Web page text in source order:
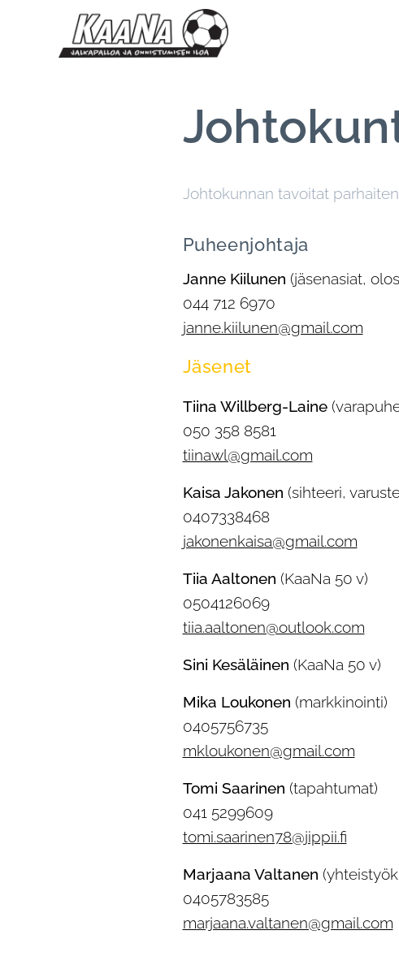
Johtokunnan tavoitat
Puheenjohtaja
Janne Kiilunen (jäsenasiat,
044 712 6970
janne.kiilunen@gmail.com
Jäsenet
Tiina Willberg-Laine
050 358 8581
tiinawl@gmail.com
Kaisa Jakonen (sihteeri,
0407338468
jakonenkaisa@gmail.com
Tiia Aaltonen (KaaNa 50 v)
0504126069
tiia.aaltonen@outlook.com
Sini Kesäläinen (KaaNa 50 v)
Mika Loukonen (markkinointi)
0405756735
mkloukonen@gmail.com
Tomi Saarinen (tapahtumat)
041 5299609
tomi.saarinen78@jippii.fi
Marjaana Valtanen
0405783585
marjaana.valtanen@gmail.com